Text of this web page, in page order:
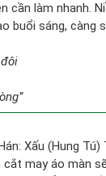
cần làm nhanh.
buổi sáng, càng
Xấu (Hung
may áo màn